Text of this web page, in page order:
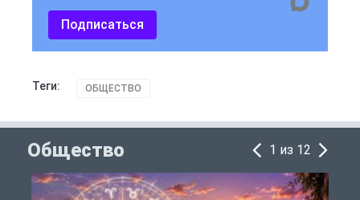
Подписаться
Теги: ОБЩЕСТВО
Общество 1 из 12